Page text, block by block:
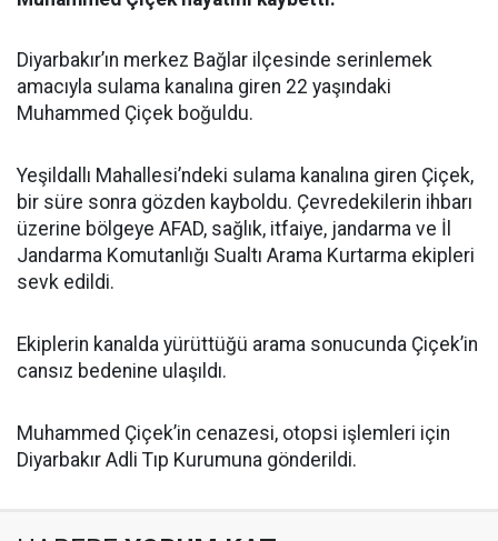
Diyarbakır’ın merkez Bağlar ilçesinde serinlemek
amacıyla sulama kanalına giren 22 yaşındaki
Muhammed Çiçek boğuldu.
Yeşildallı Mahallesi’ndeki sulama kanalına giren Çiçek,
bir süre sonra gözden kayboldu. Çevredekilerin ihbarı
üzerine bölgeye AFAD, sağlık, itfaiye, jandarma ve İl
Jandarma Komutanlığı Sualtı Arama Kurtarma ekipleri
sevk edildi.
Ekiplerin kanalda yürüttüğü arama sonucunda Çiçek’in
cansız bedenine ulaşıldı.
Muhammed Çiçek’in cenazesi, otopsi işlemleri için
Diyarbakır Adli Tıp Kurumuna gönderildi.